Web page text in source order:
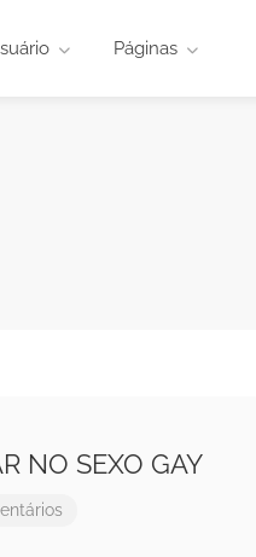
Páginas
NO SEXO GAY